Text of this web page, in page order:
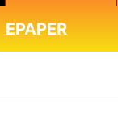
EPAPER